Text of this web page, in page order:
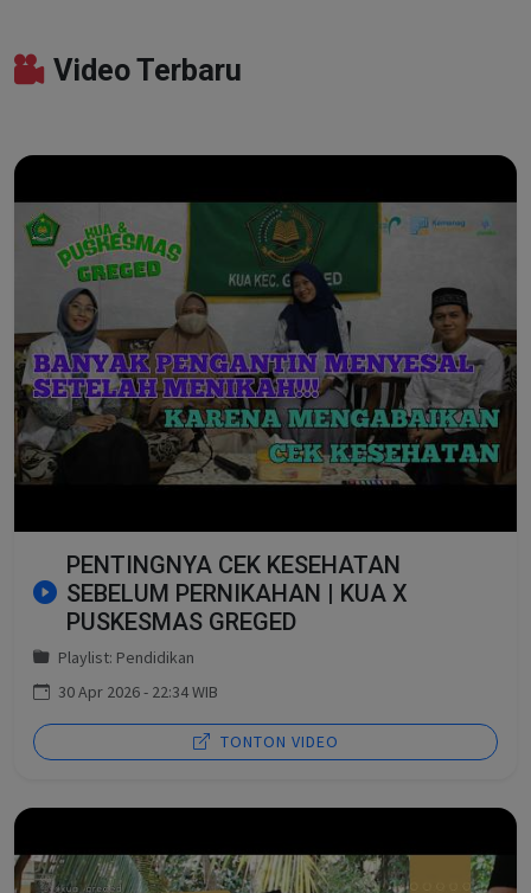
Video Terbaru
PENTINGNYA CEK KESEHATAN
SEBELUM PERNIKAHAN | KUA X
PUSKESMAS GREGED
Playlist: Pendidikan
30 Apr 2026 - 22:34 WIB
TONTON VIDEO